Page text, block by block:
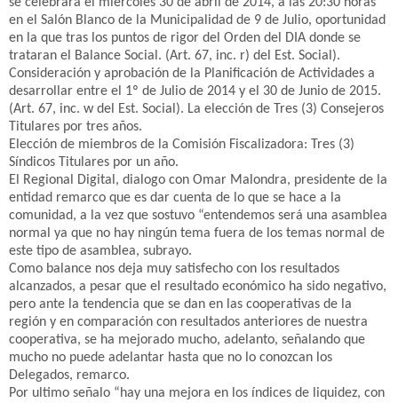
en el Salón Blanco de la Municipalidad de 9 de Julio, oportunidad
en la que tras los puntos de rigor del Orden del DIA donde se
trataran el Balance Social. (Art. 67, inc. r) del Est. Social).
Consideración y aprobación de la Planificación de Actividades a
desarrollar entre el 1º de Julio de 2014 y el 30 de Junio de 2015.
(Art. 67, inc. w del Est. Social). La elección de Tres (3) Consejeros
Titulares por tres años.
Elección de miembros de la Comisión Fiscalizadora: Tres (3)
Síndicos Titulares por un año.
El Regional Digital, dialogo con Omar Malondra, presidente de la
entidad remarco que es dar cuenta de lo que se hace a la
comunidad, a la vez que sostuvo “entendemos será una asamblea
normal ya que no hay ningún tema fuera de los temas normal de
este tipo de asamblea, subrayo.
Como balance nos deja muy satisfecho con los resultados
alcanzados, a pesar que el resultado económico ha sido negativo,
pero ante la tendencia que se dan en las cooperativas de la
región y en comparación con resultados anteriores de nuestra
cooperativa, se ha mejorado mucho, adelanto, señalando que
mucho no puede adelantar hasta que no lo conozcan los
Delegados, remarco.
Por ultimo señalo “hay una mejora en los índices de liquidez, con